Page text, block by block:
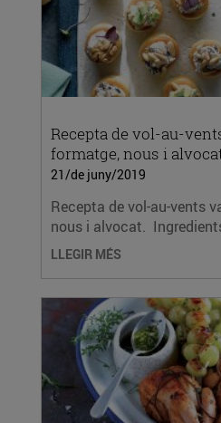
Recepta de vol-au-
formatge, nous i
21/de juny/2019
Recepta de vol-au-vents
nous i alvocat.
LLEGIR MÉS